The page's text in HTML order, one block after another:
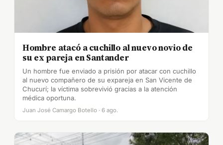
Hombre atacó a cuchillo al nuevo novio de
su ex pareja en Santander
Un hombre fue enviado a prisión por atacar con cuchillo
al nuevo compañero de su expareja en San Vicente de
Chucurí; la víctima sobrevivió gracias a la atención
médica oportuna.
Juan José Camargo Botello · 6 ago.